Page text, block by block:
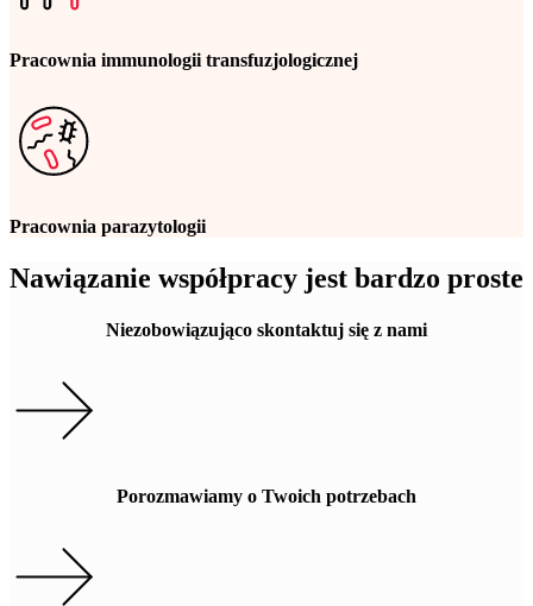
Pracownia immunologii transfuzjologicznej
Pracownia parazytologii
Nawiązanie współpracy jest bardzo proste
Niezobowiązująco skontaktuj się z nami
Porozmawiamy o Twoich potrzebach